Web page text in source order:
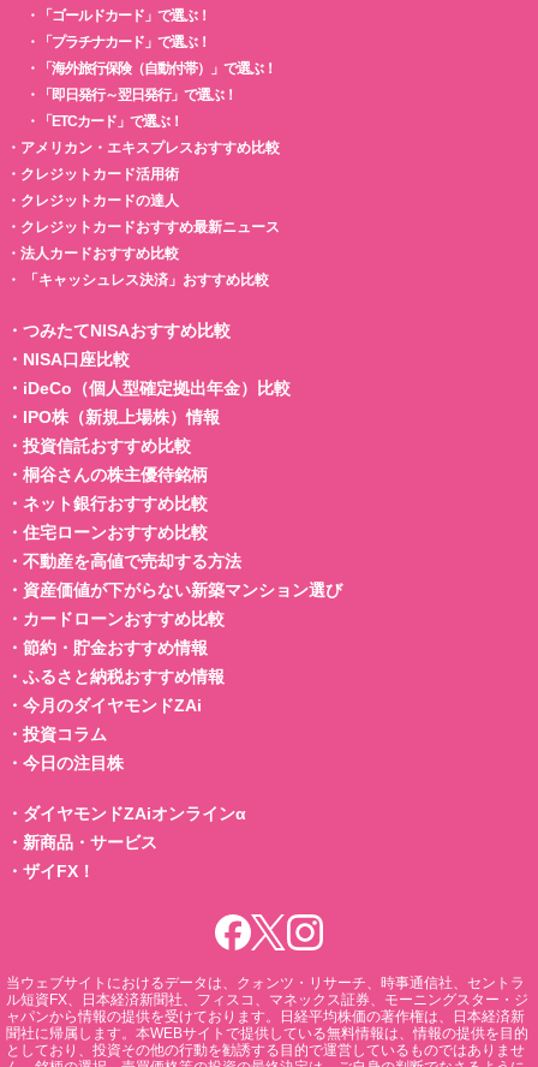
・
「ゴールドカード」で選ぶ！
・
「プラチナカード」で選ぶ！
・
「海外旅行保険（自動付帯）」で選ぶ！
・
「即日発行～翌日発行」で選ぶ！
・
「ETCカード」で選ぶ！
・ アメリカン・エキスプレスおすすめ比較
・ クレジットカード活用術
・ クレジットカードの達人
・ クレジットカードおすすめ最新ニュース
・ 法人カードおすすめ比較
・
「キャッシュレス決済」おすすめ比較
・ つみたてNISAおすすめ比較
・ NISA口座比較
・ iDeCo（個人型確定拠出年金）比較
・ IPO株（新規上場株）情報
・ 投資信託おすすめ比較
・ 桐谷さんの株主優待銘柄
・ ネット銀行おすすめ比較
・ 住宅ローンおすすめ比較
・ 不動産を高値で売却する方法
・ 資産価値が下がらない新築マンション選び
・ カードローンおすすめ比較
・ 節約・貯金おすすめ情報
・ ふるさと納税おすすめ情報
・ 今月のダイヤモンドZAi
・ 投資コラム
・ 今日の注目株
・ ダイヤモンドZAiオンラインα
・ 新商品・サービス
・ ザイFX！
当ウェブサイトにおけるデータは、クォンツ・リサーチ、時事通信社、セントラ
ル短資FX、日本経済新聞社、フィスコ、マネックス証券、モーニングスター・ジ
ャパンから情報の提供を受けております。日経平均株価の著作権は、日本経済新
聞社に帰属します。本WEBサイトで提供している無料情報は、情報の提供を目的
としており、投資その他の行動を勧誘する目的で運営しているものではありませ